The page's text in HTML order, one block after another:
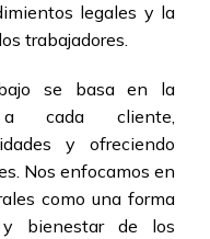
legales y la
trabajadores.
se basa en la
a cada cliente,
y ofreciendo
Nos enfocamos en
como una forma
bienestar de los